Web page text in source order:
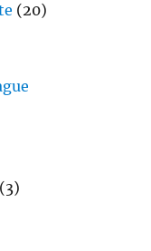
(20)
(3)